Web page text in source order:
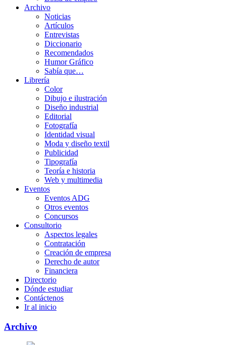
Archivo
Noticias
Artículos
Entrevistas
Diccionario
Recomendados
Humor Gráfico
Sabía que…
Librería
Color
Dibujo e ilustración
Diseño industrial
Editorial
Fotografía
Identidad visual
Moda y diseño textil
Publicidad
Tipografía
Teoría e historia
Web y multimedia
Eventos
Eventos ADG
Otros eventos
Concursos
Consultorio
Aspectos legales
Contratación
Creación de empresa
Derecho de autor
Financiera
Directorio
Dónde estudiar
Contáctenos
Ir al inicio
Archivo